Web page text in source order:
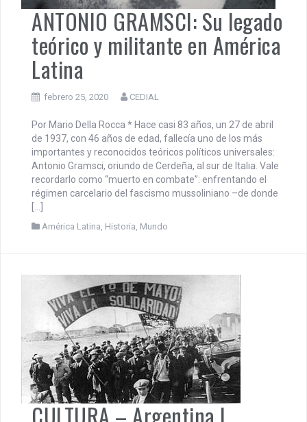
ANTONIO GRAMSCI: Su legado
teórico y militante en América
Latina
febrero 25, 2020 CEDIAL
Por Mario Della Rocca * Hace casi 83 años, un 27 de abril
de 1937, con 46 años de edad, fallecía uno de los más
importantes y reconocidos teóricos políticos universales:
Antonio Gramsci, oriundo de Cerdeña, al sur de Italia. Vale
recordarlo como “muerto en combate”: enfrentando el
régimen carcelario del fascismo mussoliniano –de donde
América Latina, Historia, Mundo